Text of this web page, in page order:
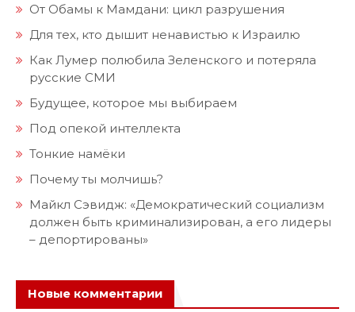
От Обамы к Мамдани: цикл разрушения
Для тех, кто дышит ненавистью к Израилю
Как Лумер полюбила Зеленского и потеряла
русские СМИ
Будущее, которое мы выбираем
Под опекой интеллекта
Тонкие намёки
Почему ты молчишь?
Майкл Сэвидж: «Демократический социализм
должен быть криминализирован, а его лидеры
– депортированы»
Новые комментарии